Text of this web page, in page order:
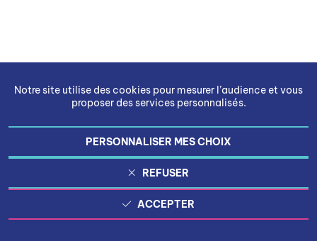
Notre site utilise des cookies pour mesurer l’audience et vous
proposer des services personnalisés.
PERSONNALISER MES CHOIX
REFUSER
ACCEPTER